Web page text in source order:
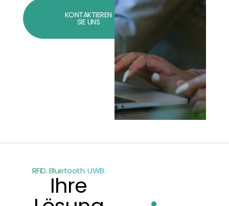
KONTAKTIEREN
SIE UNS
RFID. Bluetooth. UWB.
Ihre